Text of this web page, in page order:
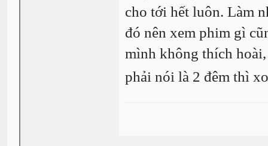
cho tới hết luôn. Làm
đó nên xem phim gì
mình không thích
phải nói là 2 đêm thì